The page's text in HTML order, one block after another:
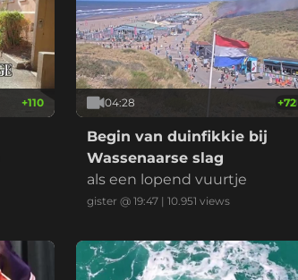
en, imponeren of laten zien d
at je ergens heel goed in ben
t, vaak in een wedstrijd of mo
eilijke situatie
+110 04:28 +72
Begin van duinfikkie bij
Wassenaarse slag
als een lopend vuurtje
gister @ 19:47| 10.951 views